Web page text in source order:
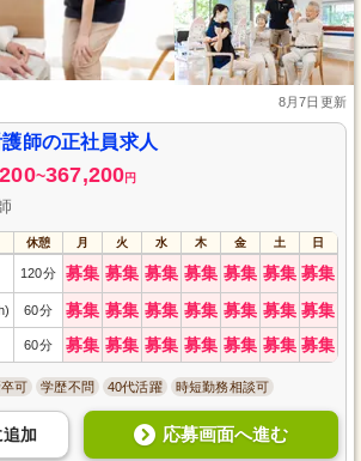
8月7日更新
師の正社員求人
~367,200円
休憩 月 火 水 木 金 土 日
120分 募集 募集 募集 募集 募集 募集 募集
60分 募集 募集 募集 募集 募集 募集 募集
60分 募集 募集 募集 募集 募集 募集 募集
卒可 学歴不問 40代活躍 時短勤務相談可
追加 応募画面へ進む